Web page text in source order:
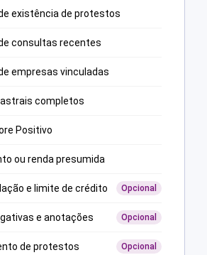
existência de protestos
consultas recentes
empresas vinculadas
completos
Positivo
ou renda presumida
e limite de crédito Opcional
e anotações Opcional
de protestos Opcional